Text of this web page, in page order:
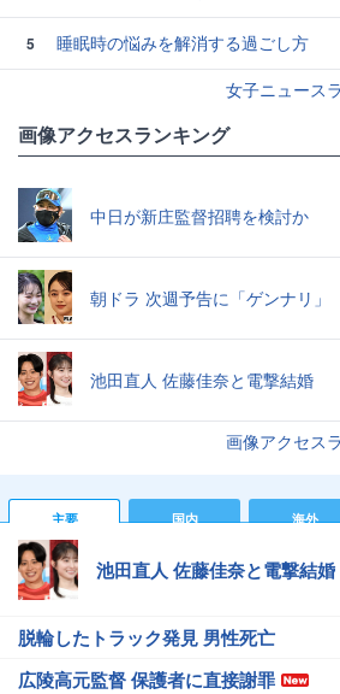
5
睡眠時の悩みを解消する過ごし方
女子ニュース
画像アクセスランキング
中日が新庄監督招聘を検討か
朝ドラ 次週予告に「ゲンナリ」
池田直人 佐藤佳奈と電撃結婚
画像アクセス
主要 国内 海外
池田直人 佐藤佳奈と電撃結婚
脱輪したトラック発見 男性死亡
広陵高元監督 保護者に直接謝罪